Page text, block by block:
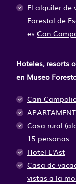
El alquiler de
Forestal de
es Can
Hoteles, resorts
en Museo
Can
Casa rural
15 personas
Hotel L'Ast
Casa de
vistas a la